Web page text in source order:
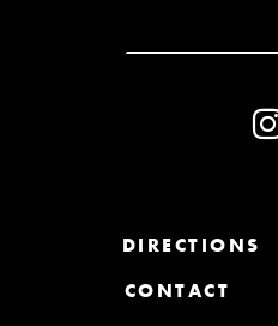
DIRECTIONS
CONTACT